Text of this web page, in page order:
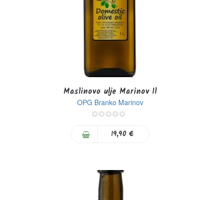
Maslinovo ulje Marinov 1l
OPG Branko Marinov
19,90 €